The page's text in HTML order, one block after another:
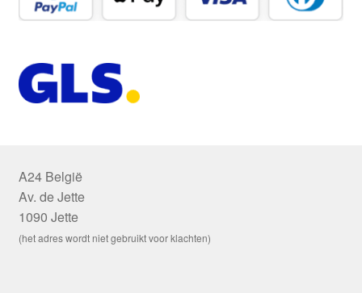
A24 België
Av. de Jette
1090 Jette
(het adres wordt niet gebruikt voor klachten)